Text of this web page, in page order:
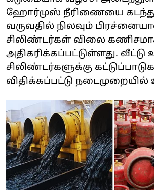
ஹோர்முஸ் நீரிணையை
வருவதில் நிலவும்
சிலிண்டர்கள் விலை
அதிகரிக்கப்பட்டுள்ளது.
சிலிண்டர்களுக்கு
விதிக்கப்பட்டு